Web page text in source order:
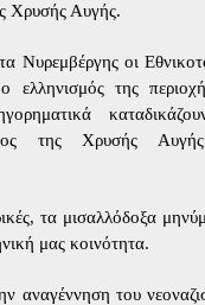
Χρυσής Αυγής.
Νυρεμβέργης οι
ελληνισμός της
της Χρυσής
τα μισαλλόδοξα
μας κοινότητα.
αναγέννηση του